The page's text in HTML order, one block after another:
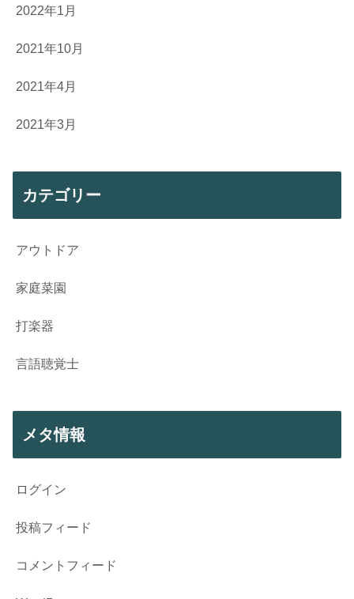
2022年1月
2021年10月
2021年4月
2021年3月
カテゴリー
アウトドア
家庭菜園
打楽器
言語聴覚士
メタ情報
ログイン
投稿フィード
コメントフィード